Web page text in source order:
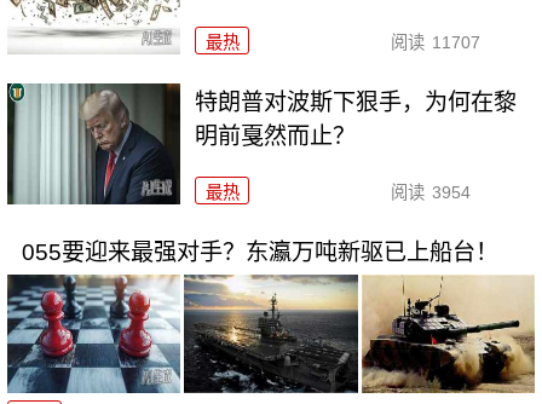
最热 阅读 11707
特朗普对波斯下狠手，为何在黎
明前戛然而止？
最热 阅读 3954
055要迎来最强对手？东瀛万吨新驱已上船台！